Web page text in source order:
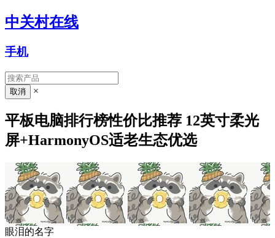
中关村在线
手机
×
平板电脑排行榜性价比推荐 12英寸柔光
屏+HarmonyOS适老生态优选
眼泪的名字